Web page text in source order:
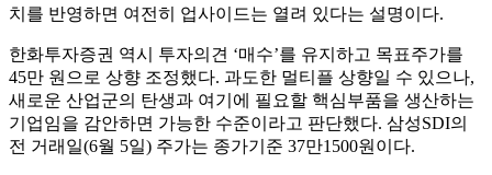
치를 반영하면 여전히 업사이드는 열려 있다는 설명이다.
한화투자증권 역시 투자의견 ‘매수’를 유지하고 목표주가를
45만 원으로 상향 조정했다. 과도한 멀티플 상향일 수 있으나,
새로운 산업군의 탄생과 여기에 필요할 핵심부품을 생산하는
기업임을 감안하면 가능한 수준이라고 판단했다. 삼성SDI의
전 거래일(6월 5일) 주가는 종가기준 37만1500원이다.